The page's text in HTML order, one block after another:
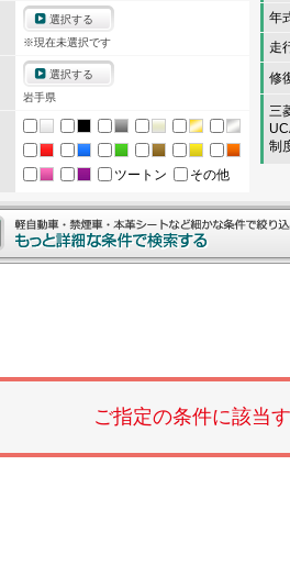
選択する
※現在未選択です
選択する
岩手県
ツートン
その他
年
走
修
三
制
ご指定の条件に該当